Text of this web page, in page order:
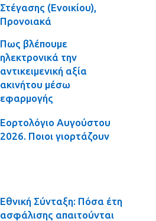
Στέγασης (Ενοικίου),
Προνοιακά
Πως βλέπουμε
ηλεκτρονικά την
αντικειμενική αξία
ακινήτου μέσω
εφαρμογής
Εορτολόγιο Αυγούστου
2026. Ποιοι γιορτάζουν
Εθνική Σύνταξη: Πόσα έτη
ασφάλισης απαιτούνται